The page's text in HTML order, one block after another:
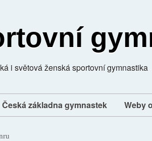
i světová ženská sportovní gymnastika
Česká základna gymnastek Weby